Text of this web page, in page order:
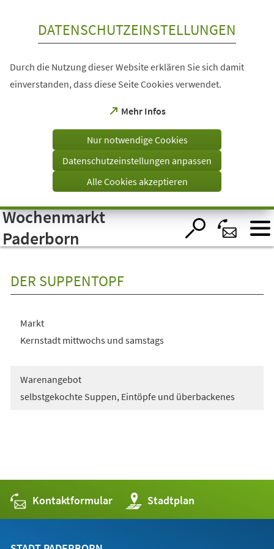
Visuelle
Assistenzsoftware
öffnen.
DATENSCHUTZEINSTELLUNGEN
Durch die Nutzung dieser Website erklären Sie sich damit
einverstanden, dass diese Seite Cookies verwendet.
Mehr Infos
(Öffnet
einem
Tab)
Nur notwendige Cookies
Datenschutzeinstellungen anpassen
Alle Cookies akzeptieren
Wochenmarkt
Paderborn
DER SUPPENTOPF
Markt
Kernstadt mittwochs und samstags
Warenangebot
selbstgekochte Suppen, Eintöpfe und überbackenes
Kontaktformular Stadtplan
(Öffnet
in
einem